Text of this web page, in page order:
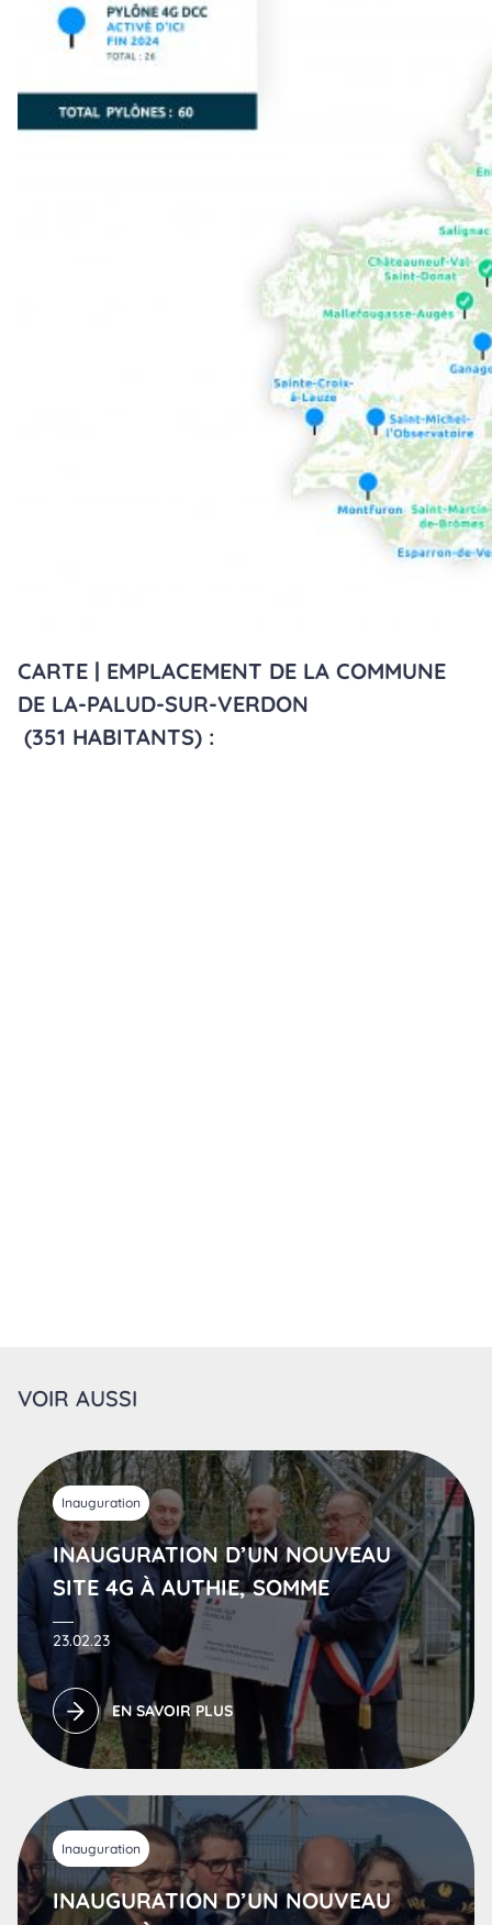
CARTE | EMPLACEMENT DE LA COMMUNE
DE LA-PALUD-SUR-VERDON
(351 HABITANTS) :
VOIR AUSSI
Inauguration
INAUGURATION D’UN NOUVEAU
SITE 4G À AUTHIE, SOMME
23.02.23
EN SAVOIR PLUS
Inauguration
INAUGURATION D’UN NOUVEAU